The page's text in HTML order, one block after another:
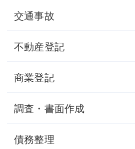
交通事故
不動産登記
商業登記
調査・書面作成
債務整理